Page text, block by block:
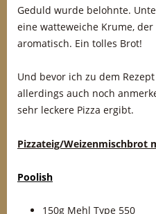
Geduld wurde belohnte.
eine watteweiche Krume,
aromatisch. Ein tolles Brot!
Und bevor ich zu dem
allerdings auch noch
sehr leckere Pizza ergibt.
Pizzateig/Weizenmischbrot
Poolish
150g Mehl Type 550